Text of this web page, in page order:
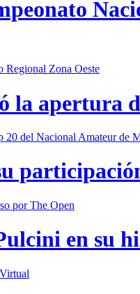
la apertura
en su